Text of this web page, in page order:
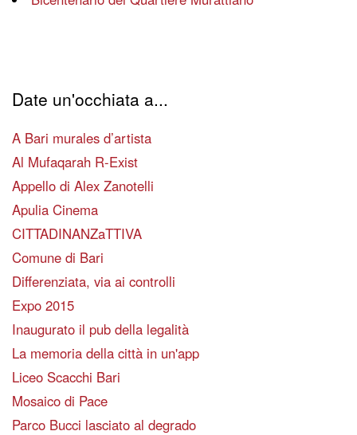
Date un'occhiata a...
A Bari murales d’artista
Al Mufaqarah R-Exist
Appello di Alex Zanotelli
Apulia Cinema
CITTADINANZaTTIVA
Comune di Bari
Differenziata, via ai controlli
Expo 2015
Inaugurato il pub della legalità
La memoria della città in un'app
Liceo Scacchi Bari
Mosaico di Pace
Parco Bucci lasciato al degrado